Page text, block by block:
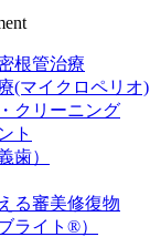
根管治療
(マイクロペリオ)
クリーニング
ト
歯）
る審美修復物
ライト®）